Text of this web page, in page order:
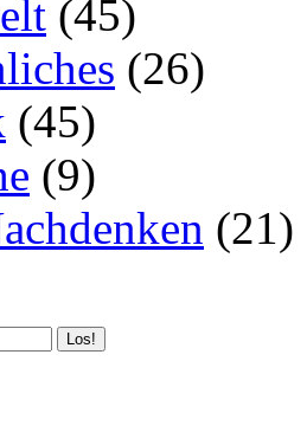
(45)
(26)
(45)
(9)
(21)